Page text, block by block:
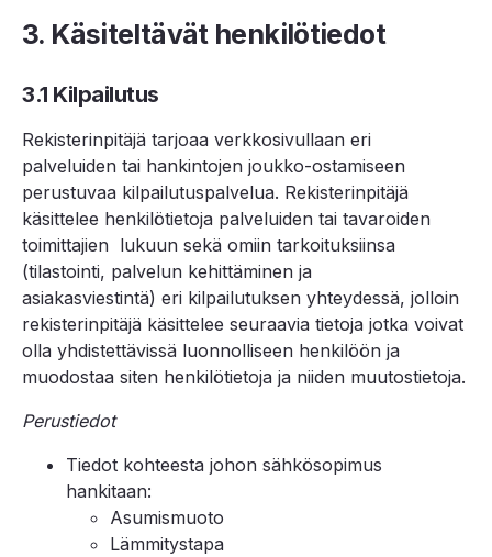
3. Käsiteltävät henkilötiedot
3.1 Kilpailutus
Rekisterinpitäjä tarjoaa verkkosivullaan eri
palveluiden tai hankintojen joukko-ostamiseen
perustuvaa kilpailutuspalvelua. Rekisterinpitäjä
käsittelee henkilötietoja palveluiden tai tavaroiden
toimittajien lukuun sekä omiin tarkoituksiinsa
(tilastointi, palvelun kehittäminen ja
asiakasviestintä) eri kilpailutuksen yhteydessä, jolloin
rekisterinpitäjä käsittelee seuraavia tietoja jotka voivat
olla yhdistettävissä luonnolliseen henkilöön ja
muodostaa siten henkilötietoja ja niiden muutostietoja.
Perustiedot
Tiedot kohteesta johon sähkösopimus
hankitaan:
Asumismuoto
Lämmitystapa